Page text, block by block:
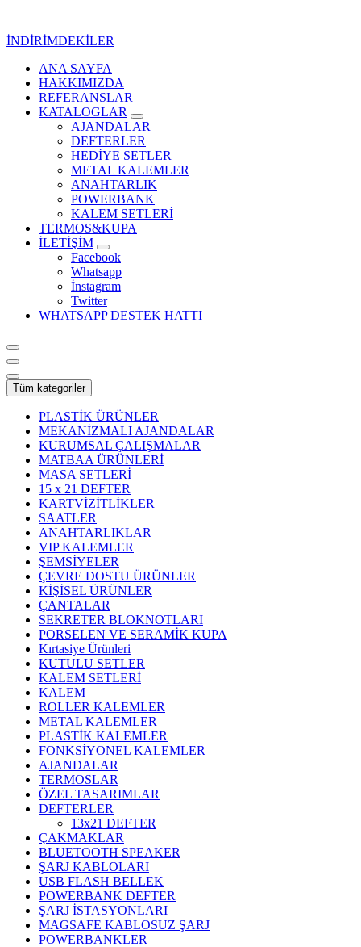
İNDİRİMDEKİLER
Kurumsal Promosyon-Hediyelik
ANA SAYFA
HAKKIMIZDA
REFERANSLAR
KATALOGLAR
AJANDALAR
DEFTERLER
HEDİYE SETLER
METAL KALEMLER
ANAHTARLIK
POWERBANK
KALEM SETLERİ
TERMOS&KUPA
İLETİŞİM
Facebook
Whatsapp
İnstagram
Twitter
WHATSAPP DESTEK HATTI
Tüm kategoriler
PLASTİK ÜRÜNLER
MEKANİZMALI AJANDALAR
KURUMSAL ÇALIŞMALAR
MATBAA ÜRÜNLERİ
MASA SETLERİ
15 x 21 DEFTER
KARTVİZİTLİKLER
SAATLER
ANAHTARLIKLAR
VIP KALEMLER
ŞEMSİYELER
ÇEVRE DOSTU ÜRÜNLER
KİŞİSEL ÜRÜNLER
ÇANTALAR
SEKRETER BLOKNOTLARI
PORSELEN VE SERAMİK KUPA
Kırtasiye Ürünleri
KUTULU SETLER
KALEM SETLERİ
KALEM
ROLLER KALEMLER
METAL KALEMLER
PLASTİK KALEMLER
FONKSİYONEL KALEMLER
AJANDALAR
TERMOSLAR
ÖZEL TASARIMLAR
DEFTERLER
13x21 DEFTER
ÇAKMAKLAR
BLUETOOTH SPEAKER
ŞARJ KABLOLARI
USB FLASH BELLEK
POWERBANK DEFTER
ŞARJ İSTASYONLARI
MAGSAFE KABLOSUZ ŞARJ
POWERBANKLER